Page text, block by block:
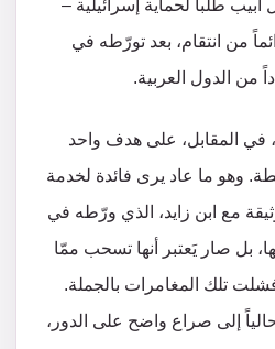
أبيب طلباً لحماية إسرائيلية –
من انتقام، بعد تورّطه في
الدول العربية.
في المقابل، على هدف واحد
وهو ما عاد يرى فائدة لخدمة
مع ابن زايد، الذي ورّطه في
بل صار يَعتبر أنها تسحب ممّا
تلك المغامرات بالجملة.
إلى صراع واضح على الدور،